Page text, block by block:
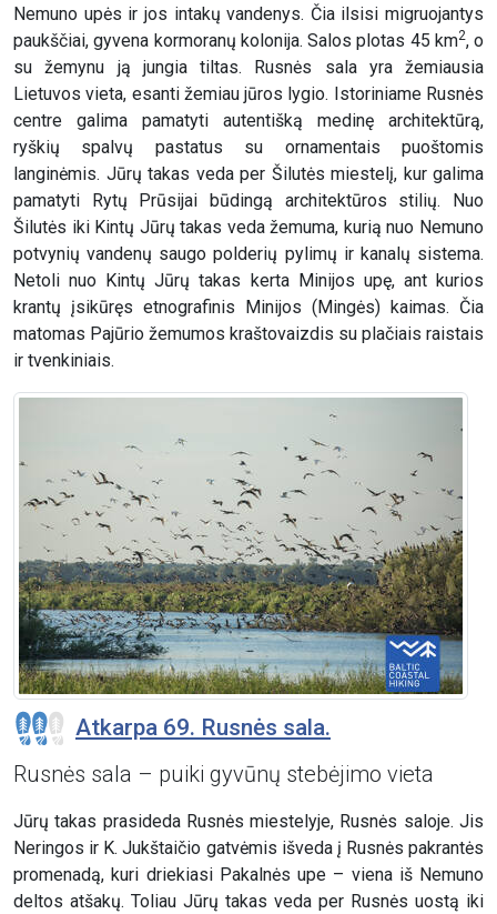
Nemuno upės ir jos intakų vandenys. Čia ilsisi migruojantys
paukščiai, gyvena kormoranų kolonija. Salos plotas 45 km2, o
su žemynu ją jungia tiltas. Rusnės sala yra žemiausia
Lietuvos vieta, esanti žemiau jūros lygio. Istoriniame Rusnės
centre galima pamatyti autentišką medinę architektūrą,
ryškių spalvų pastatus su ornamentais puoštomis
langinėmis. Jūrų takas veda per Šilutės miestelį, kur galima
pamatyti Rytų Prūsijai būdingą architektūros stilių. Nuo
Šilutės iki Kintų Jūrų takas veda žemuma, kurią nuo Nemuno
potvynių vandenų saugo polderių pylimų ir kanalų sistema.
Netoli nuo Kintų Jūrų takas kerta Minijos upę, ant kurios
krantų įsikūręs etnografinis Minijos (Mingės) kaimas. Čia
matomas Pajūrio žemumos kraštovaizdis su plačiais raistais
ir tvenkiniais.
Atkarpa 69. Rusnės sala.
Rusnės sala – puiki gyvūnų stebėjimo vieta
Jūrų takas prasideda Rusnės miestelyje, Rusnės saloje. Jis
Neringos ir K. Jukštaičio gatvėmis išveda į Rusnės pakrantės
promenadą, kuri driekiasi Pakalnės upe – viena iš Nemuno
deltos atšakų. Toliau Jūrų takas veda per Rusnės uostą iki